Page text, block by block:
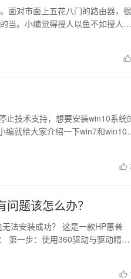
面对市面上五花八门的路由器，很
当。小编觉得授人以鱼不如授人以
止技术支持，想要安装win10系统
编就给大家介绍一下win7和win10
题该怎么办？
法安装成功？ 这是一款HP惠普
第一步：使用360驱动与驱动精灵